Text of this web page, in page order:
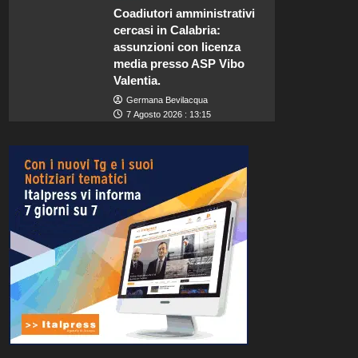
Coadiutori amministrativi
cercasi in Calabria:
assunzioni con licenza
media presso ASP Vibo
Valentia.
Germana Bevilacqua
7 Agosto 2026 : 13:15